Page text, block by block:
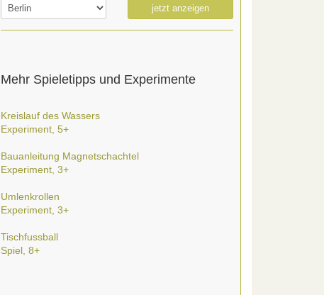
jetzt anzeigen
Mehr Spieletipps und Experimente
Kreislauf des Wassers
Experiment, 5+
Bauanleitung Magnetschachtel
Experiment, 3+
Umlenkrollen
Experiment, 3+
Tischfussball
Spiel, 8+